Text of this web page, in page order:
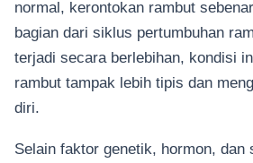
normal, kerontokan rambut
bagian dari siklus pertumbuhan
terjadi secara berlebihan, kondisi
rambut tampak lebih tipis dan
diri.
Selain faktor genetik, hormon, dan